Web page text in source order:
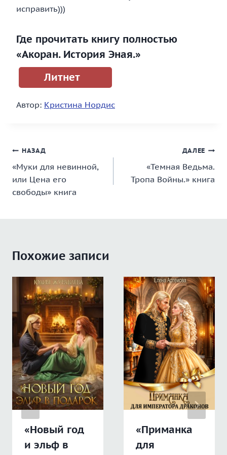
исправить)))
Где прочитать книгу полностью
«Акоран. История Эная.»
Литнет
Автор: Кристина Нордис
Навигация
по
записям
НАЗАД
«Муки для невинной,
или Цена его
свободы» книга
ДАЛЕЕ
«Темная Ведьма.
Тропа Войны.» книга
Похожие записи
«Новый год
и эльф в
«Приманка
для